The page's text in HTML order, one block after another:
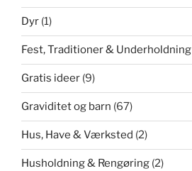
Dyr (1)
Fest, Traditioner & Underholdning
Gratis ideer (9)
Graviditet og barn (67)
Hus, Have & Værksted (2)
Husholdning & Rengøring (2)